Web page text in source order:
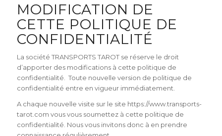
MODIFICATION DE
CETTE POLITIQUE DE
CONFIDENTIALITÉ
La société TRANSPORTS TAROT se réserve le droit
d’apporter des modifications à cette politique de
confidentialité. Toute nouvelle version de politique de
confidentialité entre en vigueur immédiatement.
A chaque nouvelle visite sur le site https://www.transports-
tarot.com vous vous soumettez à cette politique de
confidentialité. Nous vous invitons donc à en prendre